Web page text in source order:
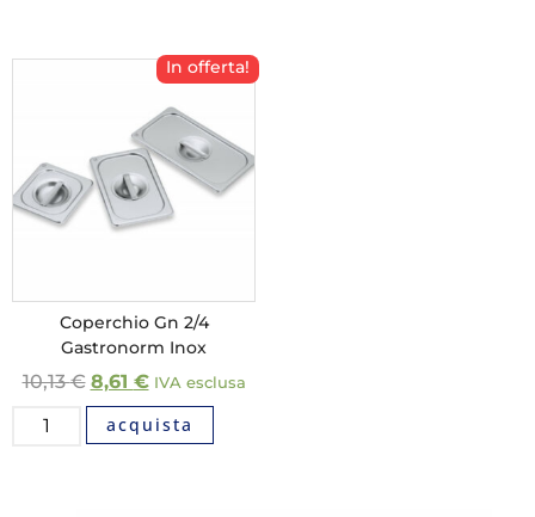
In offerta!
Coperchio Gn 2/4
Gastronorm Inox
10,13€ 8,61 € IVA esclusa
acquista